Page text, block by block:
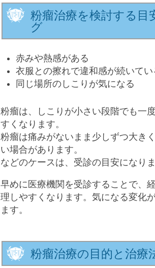
粉瘤治療を検討する目
グ
赤みや熱感がある
衣服との擦れで違和感が続いてい
同じ場所のしこりが気になる
粉瘤は、しこりが小さい段階でも一
すくなります。
粉瘤は痛みがないまま少しずつ大き
い場合があります。
などのケースは、受診の目安になりま
早めに医療機関を受診することで、
理しやすくなります。気になる変化
ます。
粉瘤治療の目的と治療